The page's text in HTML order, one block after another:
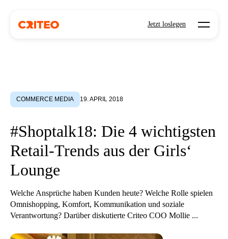
Jetzt loslegen Open
COMMERCE MEDIA 19. APRIL 2018
#Shoptalk18: Die 4 wichtigsten
Retail-Trends aus der Girls‘
Lounge
Welche Ansprüche haben Kunden heute? Welche Rolle spielen
Omnishopping, Komfort, Kommunikation und soziale
Verantwortung? Darüber diskutierte Criteo COO Mollie ...